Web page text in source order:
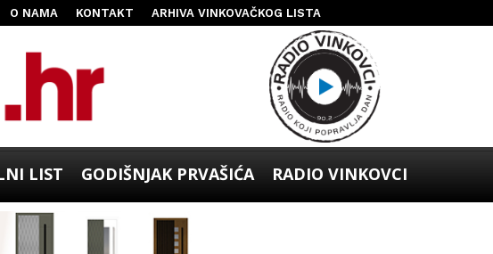
O NAMA KONTAKT ARHIVA VINKOVAČKOG LISTA
LIST GODIŠNJAK PRVAŠIĆA RADIO VINKOVCI